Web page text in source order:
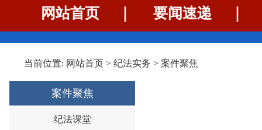
网站首页 要闻速递
当前位置: 网站首页 > 纪法实务 > 案件聚焦
案件聚焦
纪法课堂